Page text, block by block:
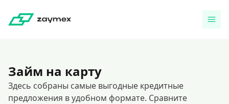
Займ на карту
Здесь собраны самые выгодные кредитные
предложения в удобном формате. Сравните